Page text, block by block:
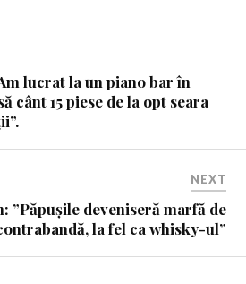
lucrat la un piano bar în
cânt 15 piese de la opt seara
NEXT
”Păpușile deveniseră marfă de
la fel ca whisky-ul”